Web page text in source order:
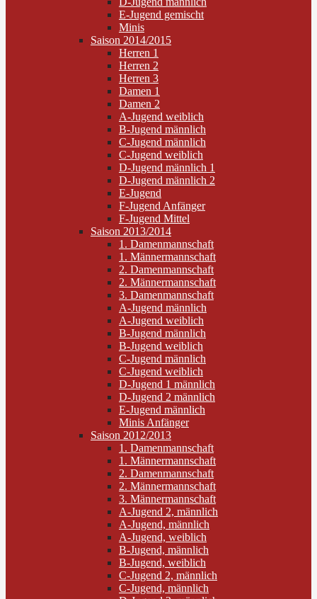
E-Jugend gemischt
Minis
Saison 2014/2015
Herren 1
Herren 2
Herren 3
Damen 1
Damen 2
A-Jugend weiblich
B-Jugend männlich
C-Jugend männlich
C-Jugend weiblich
D-Jugend männlich 1
D-Jugend männlich 2
E-Jugend
F-Jugend Anfänger
F-Jugend Mittel
Saison 2013/2014
1. Damenmannschaft
1. Männermannschaft
2. Damenmannschaft
2. Männermannschaft
3. Damenmannschaft
A-Jugend männlich
A-Jugend weiblich
B-Jugend männlich
B-Jugend weiblich
C-Jugend männlich
C-Jugend weiblich
D-Jugend 1 männlich
D-Jugend 2 männlich
E-Jugend männlich
Minis Anfänger
Saison 2012/2013
1. Damenmannschaft
1. Männermannschaft
2. Damenmannschaft
2. Männermannschaft
3. Männermannschaft
A-Jugend 2, männlich
A-Jugend, männlich
A-Jugend, weiblich
B-Jugend, männlich
B-Jugend, weiblich
C-Jugend 2, männlich
C-Jugend, männlich